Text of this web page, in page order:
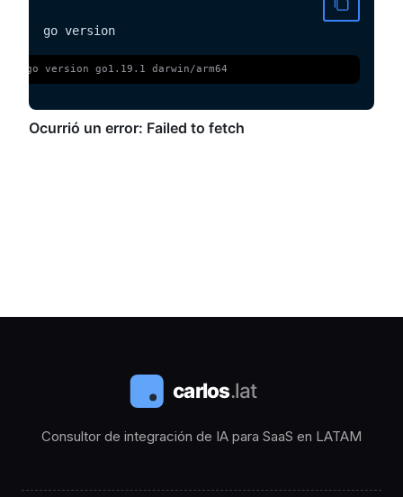
go version
go version go1.19.1 darwin/arm64
Consultor de integración de IA para SaaS en LATAM